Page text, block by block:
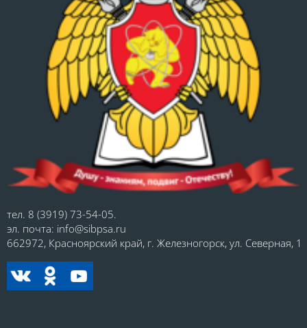
тел. 8 (3919) 73-54-05.
эл. почта: info@sibpsa.ru
662972, Красноярский край, г. Железногорск, ул. Северная, 1.